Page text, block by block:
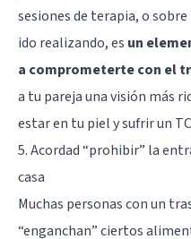
sesiones de terapia, o
ido realizando, es un
a comprometerte con el
a tu pareja una visión más
estar en tu piel y sufrir un
5. Acordad “prohibir” la
casa
Muchas personas con un
“enganchan” ciertos